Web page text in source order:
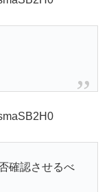
確認させるべ